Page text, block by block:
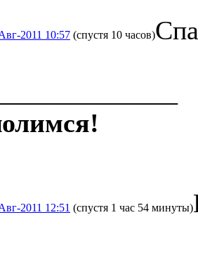
2011 10:57 (спустя 10 часов)
2011 12:51 (спустя 1 час 54 минуты)